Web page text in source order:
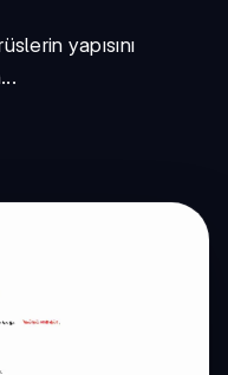
yapısını